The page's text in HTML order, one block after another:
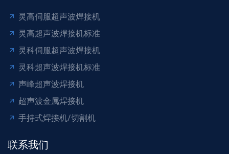
灵高伺服超声波焊接机
灵高超声波焊接机标准
灵科伺服超声波焊接机
灵科超声波焊接机标准
声峰超声波焊接机
超声波金属焊接机
手持式焊接机/切割机
联系我们